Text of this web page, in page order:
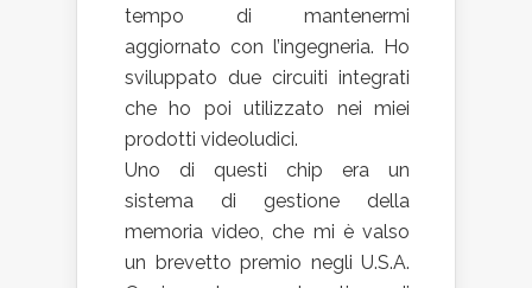
tempo di mantenermi
aggiornato con l’ingegneria. Ho
sviluppato due circuiti integrati
che ho poi utilizzato nei miei
prodotti videoludici.
Uno di questi chip era un
sistema di gestione della
memoria video, che mi è valso
un brevetto premio negli U.S.A.